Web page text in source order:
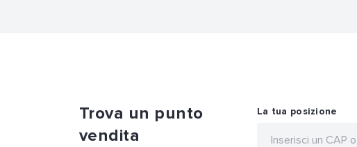
Trova un punto
vendita
La tua posizione